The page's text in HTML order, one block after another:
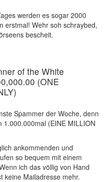
werden es sogar 2000
erstmal! Wehr soh schraybed,
bescheit.
of the White
(ONE
Spammer der Woche, denn
(EINE MILLION
ankommenden und
so bequem mit einem
ich das völlig von Hand
keine Mailadresse mehr.